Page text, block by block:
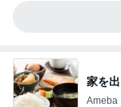
家を
Ameba